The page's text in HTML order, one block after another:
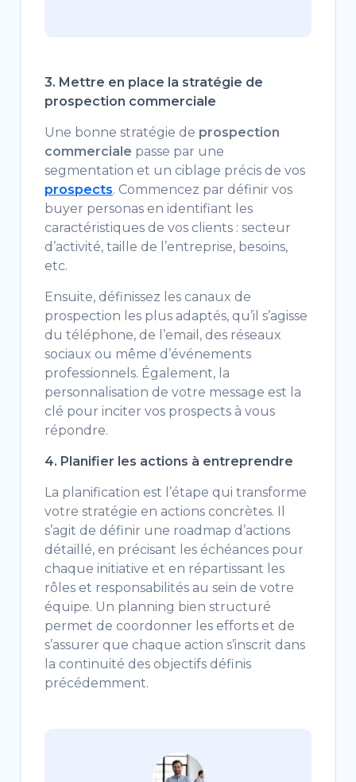
3. Mettre en place la stratégie de
prospection commerciale
Une bonne stratégie de prospection
commerciale passe par une
segmentation et un ciblage précis de vos
prospects. Commencez par définir vos
buyer personas en identifiant les
caractéristiques de vos clients : secteur
d’activité, taille de l’entreprise, besoins,
etc.
Ensuite, définissez les canaux de
prospection les plus adaptés, qu’il s’agisse
du téléphone, de l’email, des réseaux
sociaux ou même d’événements
professionnels. Également, la
personnalisation de votre message est la
clé pour inciter vos prospects à vous
répondre.
4. Planifier les actions à entreprendre
La planification est l’étape qui transforme
votre stratégie en actions concrètes. Il
s’agit de définir une roadmap d’actions
détaillé, en précisant les échéances pour
chaque initiative et en répartissant les
rôles et responsabilités au sein de votre
équipe. Un planning bien structuré
permet de coordonner les efforts et de
s’assurer que chaque action s’inscrit dans
la continuité des objectifs définis
précédemment.